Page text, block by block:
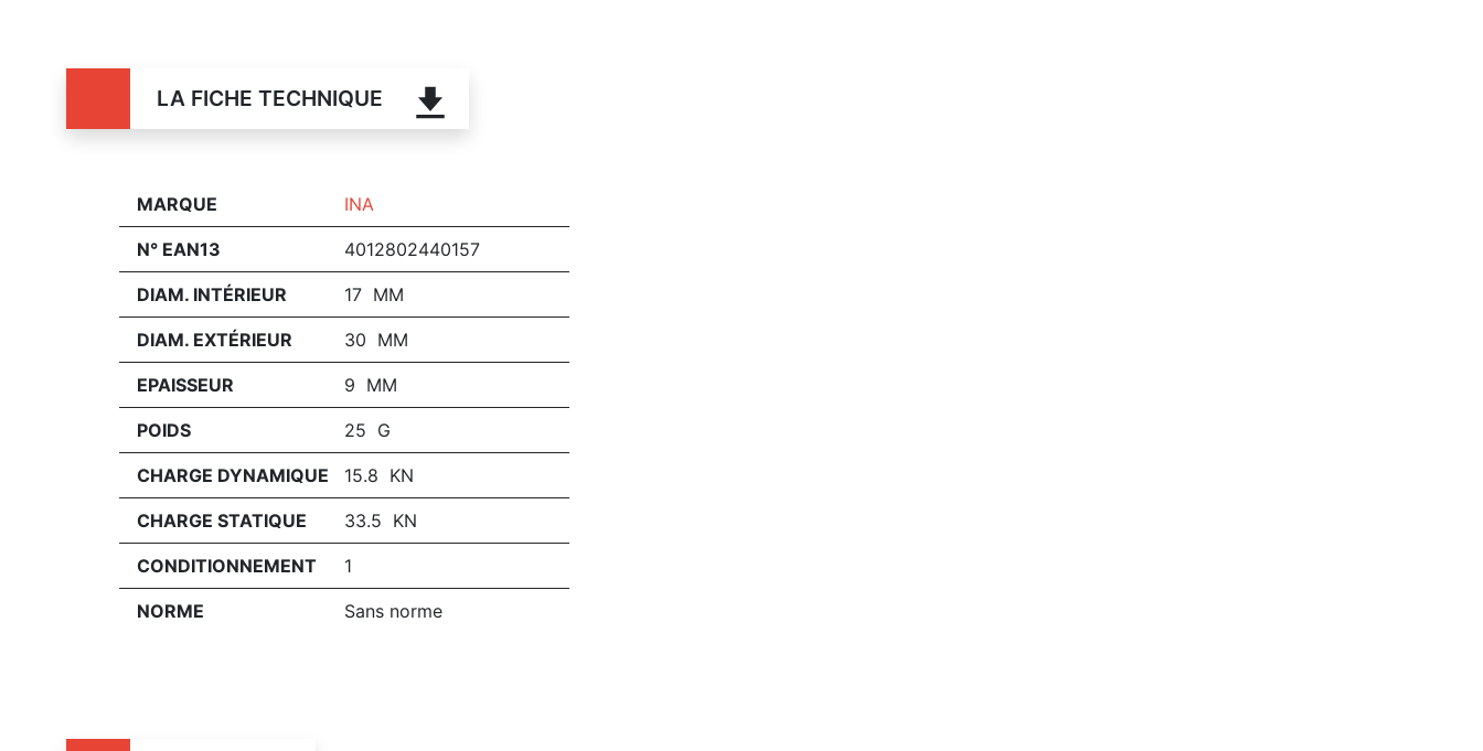
LA FICHE TECHNIQUE
MARQUE INA
N° EAN13 4012802440157
DIAM. INTÉRIEUR 17 MM
DIAM. EXTÉRIEUR 30 MM
EPAISSEUR 9 MM
POIDS 25 G
CHARGE DYNAMIQUE 15.8 KN
CHARGE STATIQUE 33.5 KN
CONDITIONNEMENT 1
NORME Sans norme